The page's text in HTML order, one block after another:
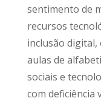
sentimento de
recursos
inclusão digital,
aulas de
sociais e
com deficiência